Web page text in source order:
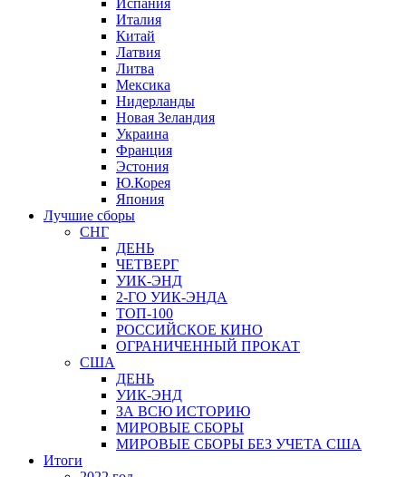
Италия
Китай
Латвия
Литва
Мексика
Нидерланды
Новая Зеландия
Украина
Франция
Эстония
Ю.Корея
Япония
Лучшие сборы
СНГ
ДЕНЬ
ЧЕТВЕРГ
УИК-ЭНД
2-ГО УИК-ЭНДА
ТОП-100
РОССИЙСКОЕ КИНО
ОГРАНИЧЕННЫЙ ПРОКАТ
США
ДЕНЬ
УИК-ЭНД
ЗА ВСЮ ИСТОРИЮ
МИРОВЫЕ СБОРЫ
МИРОВЫЕ СБОРЫ БЕЗ УЧЕТА США
Итоги